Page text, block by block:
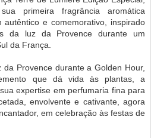
primeira fragrância aromática
e comemorativo, inspirado
da luz da Provence durante um
da França.
Provence durante a Golden Hour,
que dá vida às plantas, a
expertise em perfumaria fina para
envolvente e cativante, agora
em celebração às festas de